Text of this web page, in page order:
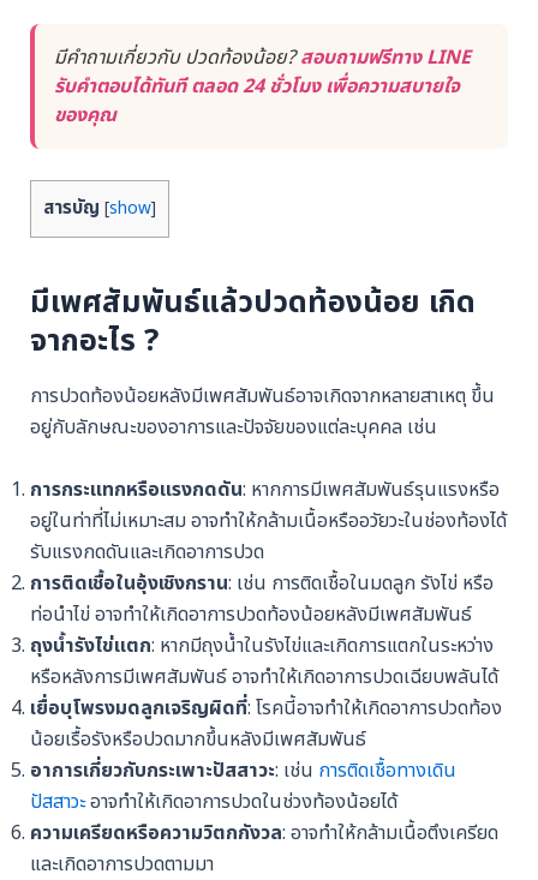
มีคำถามเกี่ยวกับ ปวดท้องน้อย?สอบถามฟรีทาง LINE
รับคำตอบได้ทันที ตลอด 24 ชั่วโมง เพื่อความสบายใจ
ของคุณ
สารบัญ [show]
มีเพศสัมพันธ์แล้วปวดท้องน้อย เกิด
จากอะไร ?
การปวดท้องน้อยหลังมีเพศสัมพันธ์อาจเกิดจากหลายสาเหตุ ขึ้น
อยู่กับลักษณะของอาการและปัจจัยของแต่ละบุคคล เช่น
การกระแทกหรือแรงกดดัน: หากการมีเพศสัมพันธ์รุนแรงหรือ
อยู่ในท่าที่ไม่เหมาะสม อาจทำให้กล้ามเนื้อหรืออวัยวะในช่องท้องได้
รับแรงกดดันและเกิดอาการปวด
การติดเชื้อในอุ้งเชิงกราน: เช่น การติดเชื้อในมดลูก รังไข่ หรือ
ท่อนำไข่ อาจทำให้เกิดอาการปวดท้องน้อยหลังมีเพศสัมพันธ์
ถุงน้ำรังไข่แตก: หากมีถุงน้ำในรังไข่และเกิดการแตกในระหว่าง
หรือหลังการมีเพศสัมพันธ์ อาจทำให้เกิดอาการปวดเฉียบพลันได้
เยื่อบุโพรงมดลูกเจริญผิดที่: โรคนี้อาจทำให้เกิดอาการปวดท้อง
น้อยเรื้อรังหรือปวดมากขึ้นหลังมีเพศสัมพันธ์
อาการเกี่ยวกับกระเพาะปัสสาวะ: เช่น การติดเชื้อทางเดิน
ปัสสาวะอาจทำให้เกิดอาการปวดในช่วงท้องน้อยได้
ความเครียดหรือความวิตกกังวล: อาจทำให้กล้ามเนื้อตึงเครียด
และเกิดอาการปวดตามมา